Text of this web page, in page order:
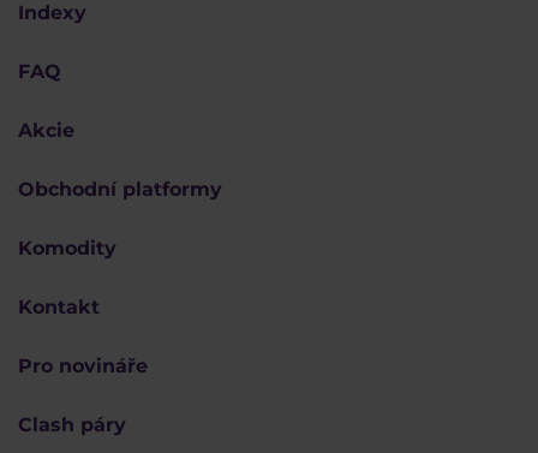
Indexy
FAQ
Akcie
Obchodní platformy
Komodity
Kontakt
Pro novináře
Clash páry